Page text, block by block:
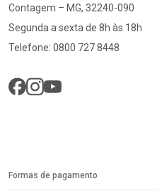
Contagem – MG, 32240-090
Segunda a sexta de 8h às 18h
Telefone: 0800 727 8448
Formas de pagamento